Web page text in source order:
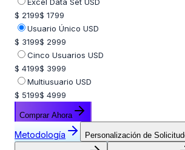
$ 2199$ 1799
Usuario Único USD
$ 3199$ 2999
Cinco Usuarios USD
$ 4199$ 3999
Multiusuario USD
$ 5199$ 4999
Comprar Ahora
Metodología Personalización de